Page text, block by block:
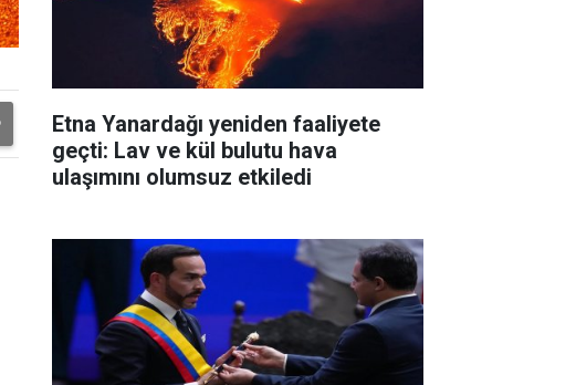
Etna Yanardağı yeniden faaliyete
geçti: Lav ve kül bulutu hava
ulaşımını olumsuz etkiledi